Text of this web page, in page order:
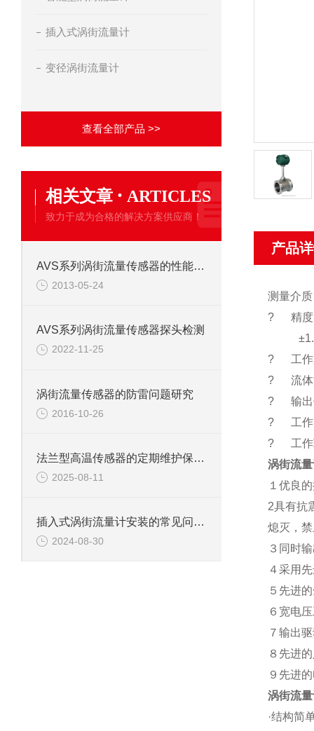
插入式涡街流量计
变径涡街流量计
查看全部产品 >>
相关文章 · ARTICLES
致力于成为合格的解决方案供应商！
AVS系列涡街流量传感器的性能特点
2013-05-24
AVS系列涡街流量传感器探头检测
2022-11-25
涡街流量传感器的防雷问题研究
2016-10-26
法兰型高温传感器的定期维护保养方法及其重要性分享
2025-08-11
插入式涡街流量计安装的常见问题与解决方案
2024-08-30
产品
测量介
? 精度
? 工作
? 流体
? 输出
? 工作
? 工作
涡街流
１优良
2具有抗
熄灭，
３同时
４采用
５先进
６宽电
７输出
８先进
９先进
涡街流
·结构简